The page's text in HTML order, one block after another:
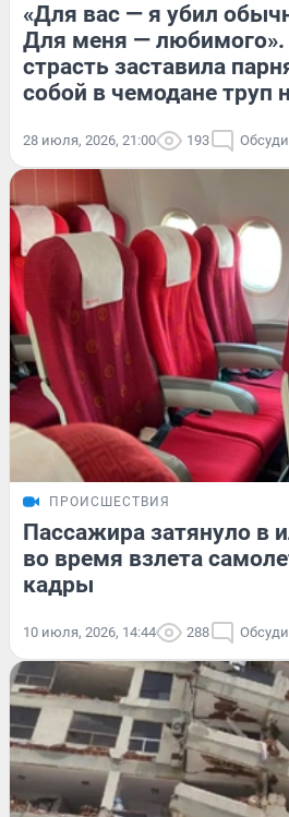
«Для вас — я убил
Для меня — любимого».
страсть заставила
собой в чемодане труп
28 июля, 2026, 21:00 193
ПРОИСШЕСТВИЯ
Пассажира затянуло в
во время взлета
кадры
10 июля, 2026, 14:44 288